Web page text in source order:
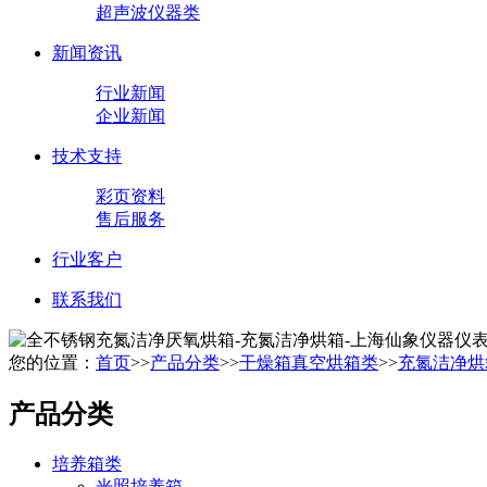
超声波仪器类
新闻资讯
行业新闻
企业新闻
技术支持
彩页资料
售后服务
行业客户
联系我们
您的位置： 首页>>产品分类>>干燥箱真空烘箱类>>充氮洁净
产品分类
培养箱类